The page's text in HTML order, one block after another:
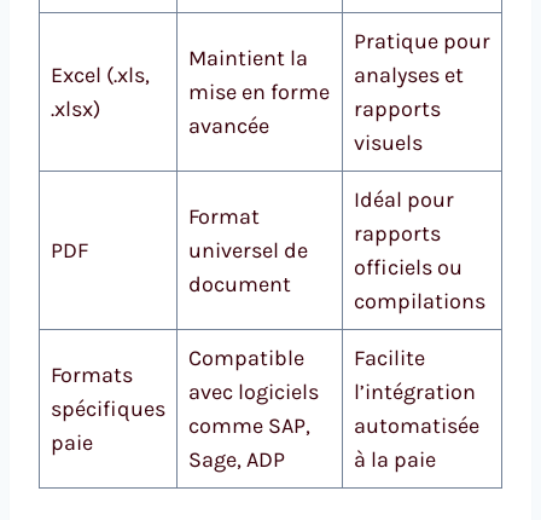
Excel (.xls,
.xlsx)
Maintient la
mise en forme
avancée
Pratique pour
analyses et
rapports
visuels
PDF
Format
universel de
document
Idéal pour
rapports
officiels ou
compilations
Formats
spécifiques
paie
Compatible
avec logiciels
comme SAP,
Sage, ADP
Facilite
l’intégration
automatisée
à la paie